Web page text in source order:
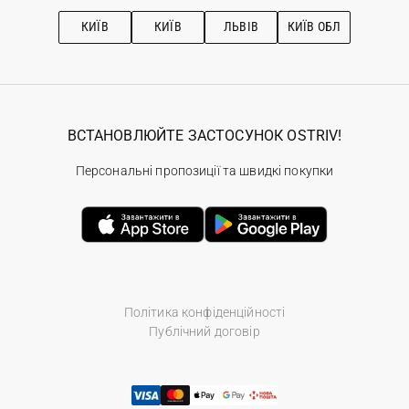
Рекомендації з догляду
КИЇВ КИЇВ ЛЬВІВ КИЇВ ОБЛ
Політика конфіденційності
Публічний договір
ВСТАНОВЛЮЙТЕ ЗАСТОСУНОК OSTRIV!
Персональні пропозиції та швидкі покупки